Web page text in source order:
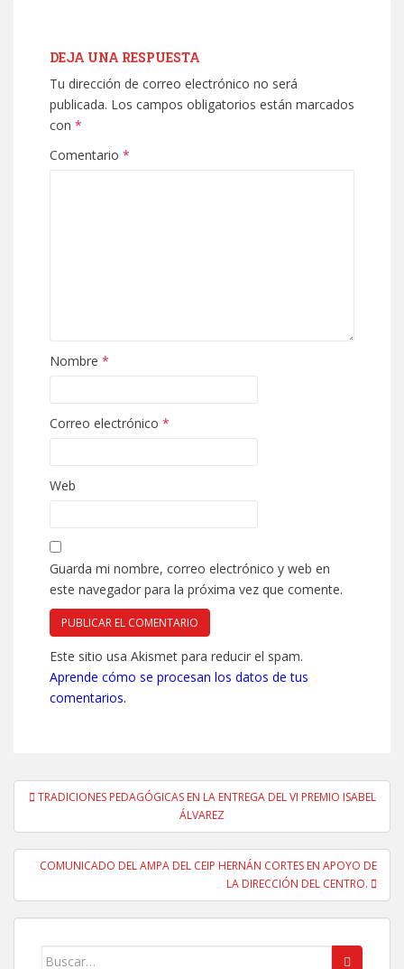
DEJA UNA RESPUESTA
Tu dirección de correo electrónico no será
publicada. Los campos obligatorios están marcados
con *
Comentario *
Nombre *
Correo electrónico *
Web
Guarda mi nombre, correo electrónico y web en
este navegador para la próxima vez que comente.
Este sitio usa Akismet para reducir el spam.
Aprende cómo se procesan los datos de tus
comentarios.
Navegación
entradas
TRADICIONES PEDAGÓGICAS EN LA ENTREGA DEL VI PREMIO ISABEL
ÁLVAREZ
COMUNICADO DEL AMPA DEL CEIP HERNÁN CORTES EN APOYO DE
LA DIRECCIÓN DEL CENTRO.
Buscar: